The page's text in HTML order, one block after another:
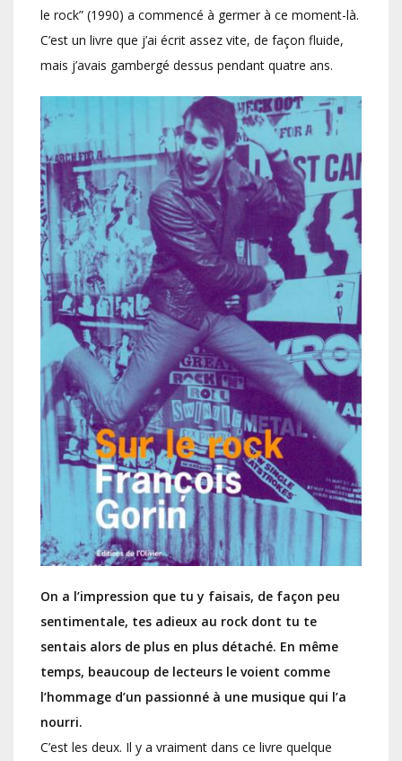
le rock” (1990) a commencé à germer à ce moment-là.
C’est un livre que j’ai écrit assez vite, de façon fluide,
mais j’avais gambergé dessus pendant quatre ans.
On a l’impression que tu y faisais, de façon peu
sentimentale, tes adieux au rock dont tu te
sentais alors de plus en plus détaché. En même
temps, beaucoup de lecteurs le voient comme
l’hommage d’un passionné à une musique qui l’a
nourri.
C’est les deux. Il y a vraiment dans ce livre quelque